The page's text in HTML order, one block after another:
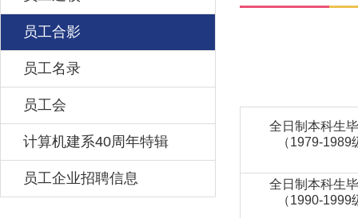
员工合影
员工名录
员工会
计算机建系40周年特辑
员工企业招聘信息
全日制本科生
（1979-1989
全日制本科生
（1990-1999